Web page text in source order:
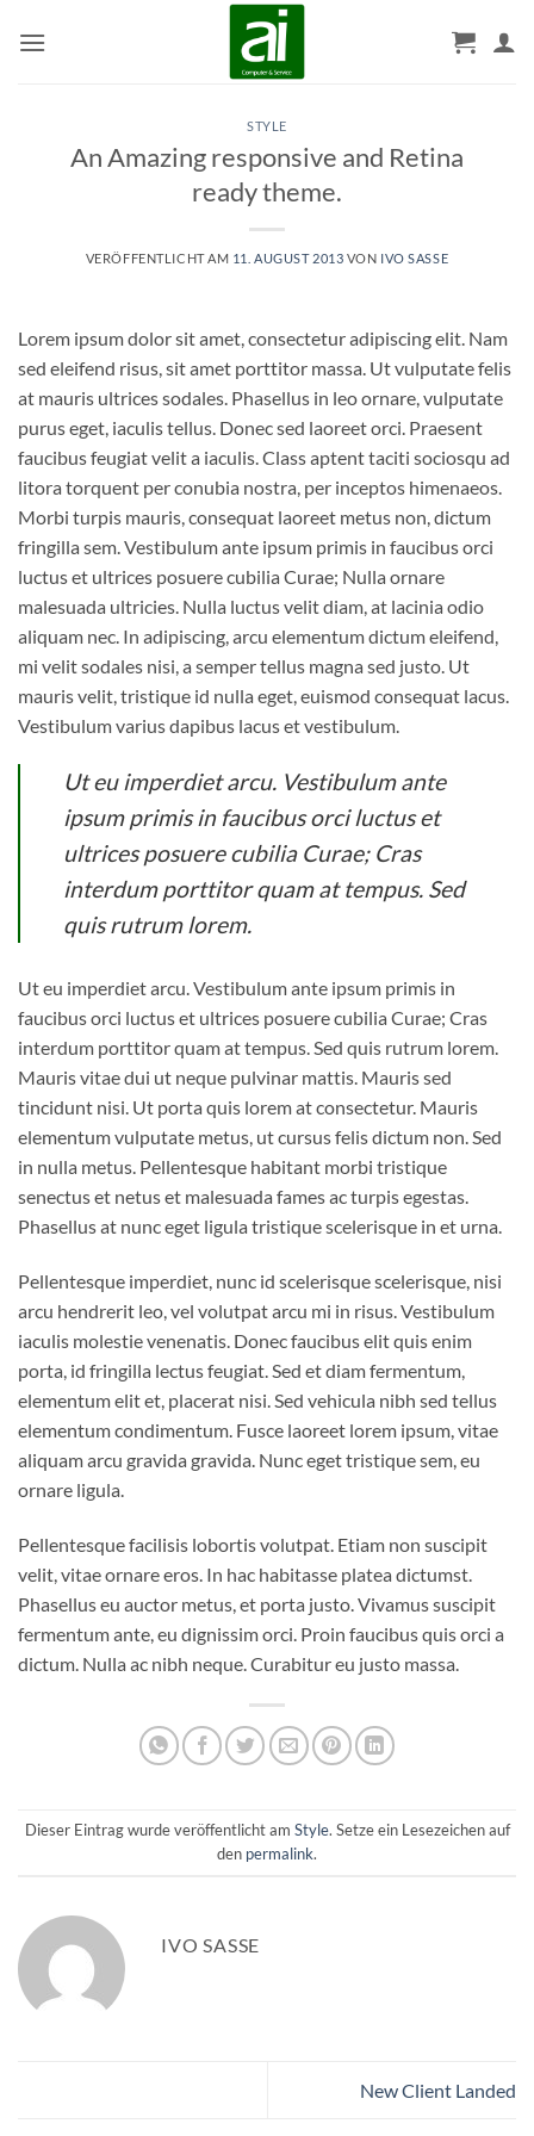
Inhalt
STYLE
An Amazing responsive and Retina
ready theme.
VERÖFFENTLICHT AM 11. AUGUST 2013 VON IVO SASSE
Lorem ipsum dolor sit amet, consectetur adipiscing elit. Nam
sed eleifend risus, sit amet porttitor massa. Ut vulputate felis
at mauris ultrices sodales. Phasellus in leo ornare, vulputate
purus eget, iaculis tellus. Donec sed laoreet orci. Praesent
faucibus feugiat velit a iaculis. Class aptent taciti sociosqu ad
litora torquent per conubia nostra, per inceptos himenaeos.
Morbi turpis mauris, consequat laoreet metus non, dictum
fringilla sem. Vestibulum ante ipsum primis in faucibus orci
luctus et ultrices posuere cubilia Curae; Nulla ornare
malesuada ultricies. Nulla luctus velit diam, at lacinia odio
aliquam nec. In adipiscing, arcu elementum dictum eleifend,
mi velit sodales nisi, a semper tellus magna sed justo. Ut
mauris velit, tristique id nulla eget, euismod consequat lacus.
Vestibulum varius dapibus lacus et vestibulum.
Ut eu imperdiet arcu. Vestibulum ante
ipsum primis in faucibus orci luctus et
ultrices posuere cubilia Curae; Cras
interdum porttitor quam at tempus. Sed
quis rutrum lorem.
Ut eu imperdiet arcu. Vestibulum ante ipsum primis in
faucibus orci luctus et ultrices posuere cubilia Curae; Cras
interdum porttitor quam at tempus. Sed quis rutrum lorem.
Mauris vitae dui ut neque pulvinar mattis. Mauris sed
tincidunt nisi. Ut porta quis lorem at consectetur. Mauris
elementum vulputate metus, ut cursus felis dictum non. Sed
in nulla metus. Pellentesque habitant morbi tristique
senectus et netus et malesuada fames ac turpis egestas.
Phasellus at nunc eget ligula tristique scelerisque in et urna.
Pellentesque imperdiet, nunc id scelerisque scelerisque, nisi
arcu hendrerit leo, vel volutpat arcu mi in risus. Vestibulum
iaculis molestie venenatis. Donec faucibus elit quis enim
porta, id fringilla lectus feugiat. Sed et diam fermentum,
elementum elit et, placerat nisi. Sed vehicula nibh sed tellus
elementum condimentum. Fusce laoreet lorem ipsum, vitae
aliquam arcu gravida gravida. Nunc eget tristique sem, eu
ornare ligula.
Pellentesque facilisis lobortis volutpat. Etiam non suscipit
velit, vitae ornare eros. In hac habitasse platea dictumst.
Phasellus eu auctor metus, et porta justo. Vivamus suscipit
fermentum ante, eu dignissim orci. Proin faucibus quis orci a
dictum. Nulla ac nibh neque. Curabitur eu justo massa.
Dieser Eintrag wurde veröffentlicht am Style. Setze ein Lesezeichen auf
den permalink.
IVO SASSE
New Client Landed